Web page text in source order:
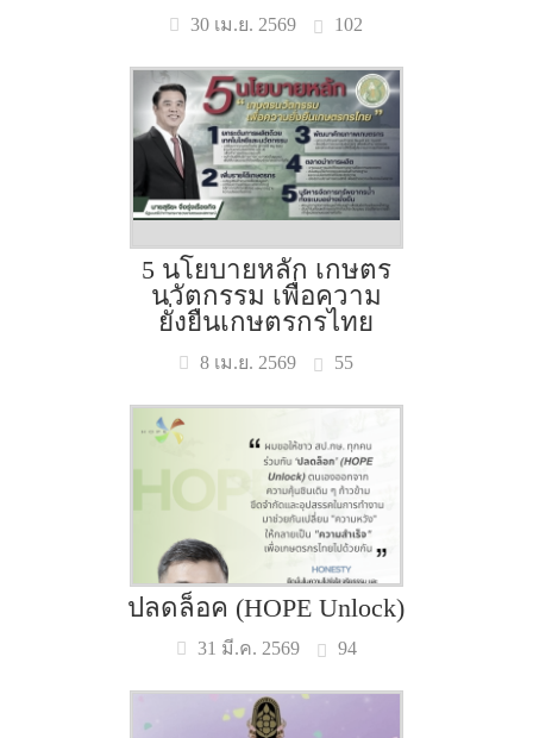
30 เม.ย. 2569 102
5 นโยบายหลัก เกษตร
นวัตกรรม เพื่อความ
ยั่งยืนเกษตรกรไทย
8 เม.ย. 2569 55
ปลดล็อค (HOPE Unlock)
31 มี.ค. 2569 94